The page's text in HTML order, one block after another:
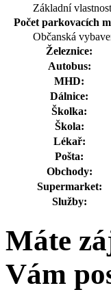
Základní
Počet parkovacích
Občanská
Železnice:
Autobus:
MHD:
Dálnice:
Školka:
Škola:
Lékař:
Pošta:
Obchody:
Supermarket:
Služby:
Máte
Vám